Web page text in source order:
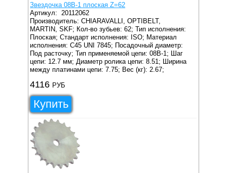
Звездочка 08B-1 плоская Z=62
Артикул: 20112062
Производитель: CHIARAVALLI, OPTIBELT,
MARTIN, SKF; Кол-во зубьев: 62; Тип исполнения:
Плоская; Стандарт исполнения: ISO; Материал
исполнения: C45 UNI 7845; Посадочный диаметр:
Под расточку; Тип применяемой цепи: 08B-1;
Шаг
цепи: 12.7 мм; Диаметр ролика цепи: 8.51;
Ширина
между платинами цепи: 7.75; Вес (кг): 2.67;
4116 РУБ
Купить